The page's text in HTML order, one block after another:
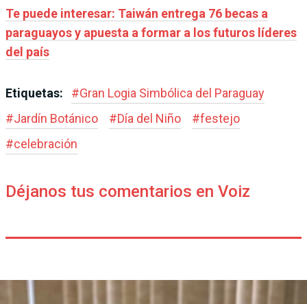
Te puede interesar: Taiwán entrega 76 becas a
paraguayos y apuesta a formar a los futuros líderes
del país
Etiquetas: #Gran Logia Simbólica del Paraguay
#Jardín Botánico #Día del Niño #festejo
#celebración
Déjanos tus comentarios en Voiz